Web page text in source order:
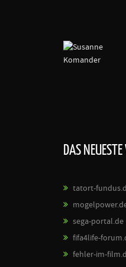
DAS
tatort-
sega-portal.de
fifa4life-
fehler-im-